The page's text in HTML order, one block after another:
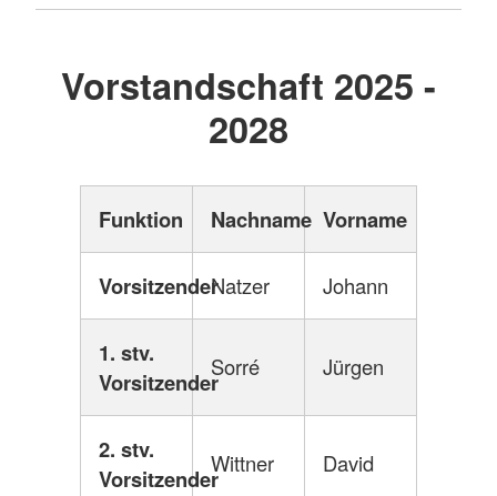
Vorstandschaft 2025 -
2028
Funktion Nachname Vorname
VorsitzenderNatzer Johann
1. stv.
Vorsitzender
Sorré Jürgen
2. stv.
Vorsitzender
Wittner David